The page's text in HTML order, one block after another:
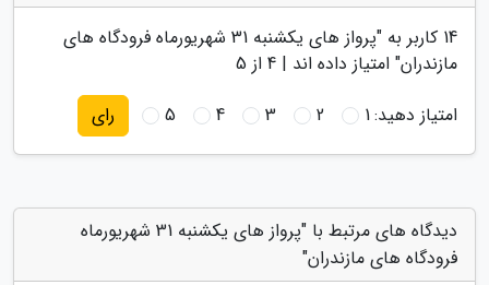
14 کاربر به "
پرواز های یکشنبه 31 شهریورماه فرودگاه های
مازندران" امتیاز داده اند | 4 از 5
امتیاز دهید:1
2
3
4
5 رای
دیدگاه های مرتبط با "پرواز های یکشنبه 31 شهریورماه
فرودگاه های مازندران"